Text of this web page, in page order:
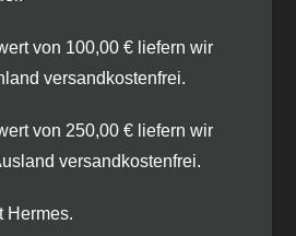
von 100,00 € liefern wir
versandkostenfrei.
von 250,00 € liefern wir
versandkostenfrei.
Hermes.